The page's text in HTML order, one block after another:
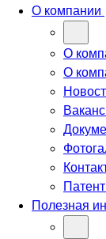
О компании
О
О
Полезная